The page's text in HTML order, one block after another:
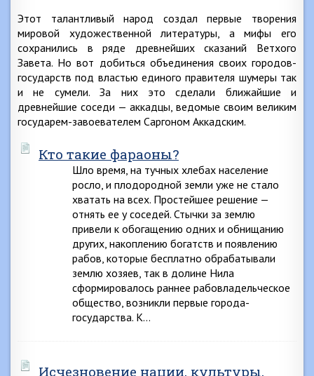
Этот талантливый народ создал первые творения
мировой художественной литературы, а мифы его
сохранились в ряде древнейших сказаний Ветхого
Завета. Но вот добиться объединения своих городов-
государств под властью единого правителя шумеры так
и не сумели. За них это сделали ближайшие и
древнейшие соседи — аккадцы, ведомые своим великим
государем-завоевателем Саргоном Аккадским.
Кто такие фараоны?
Шло время, на тучных хлебах население
росло, и плодородной земли уже не стало
хватать на всех. Простейшее решение —
отнять ее у соседей. Стычки за землю
привели к обогащению одних и обнищанию
других, накоплению богатств и появлению
рабов, которые бесплатно обрабатывали
землю хозяев, так в долине Нила
сформировалось раннее рабовладельческое
общество, возникли первые города-
государства. К…
Исчезновение нации, культуры,